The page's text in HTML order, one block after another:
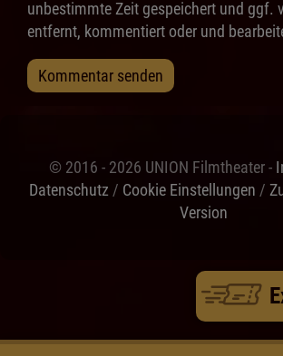
unbestimmte Zeit gespeichert und ggf.
entfernt, kommentiert oder und
Kommentar senden
© 2016 - 2026 UNION Filmtheater -
Datenschutz/ Cookie Einstellungen /
Version